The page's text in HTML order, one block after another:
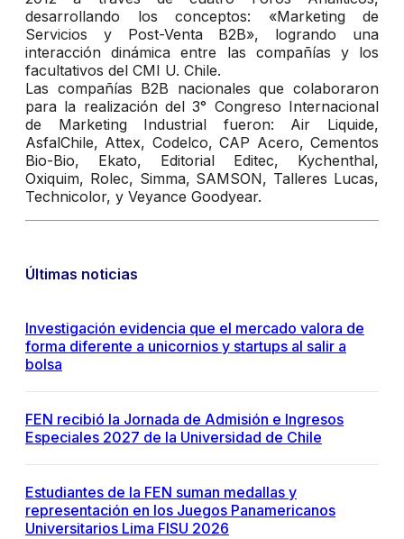
desarrollando los conceptos: «Marketing de
Servicios y Post-Venta B2B», logrando una
interacción dinámica entre las compañías y los
facultativos del CMI U. Chile.
Las compañías B2B nacionales que colaboraron
para la realización del 3° Congreso Internacional
de Marketing Industrial fueron: Air Liquide,
AsfalChile, Attex, Codelco, CAP Acero, Cementos
Bio-Bio, Ekato, Editorial Editec, Kychenthal,
Oxiquim, Rolec, Simma, SAMSON, Talleres Lucas,
Technicolor, y Veyance Goodyear.
Últimas noticias
Investigación evidencia que el mercado valora de
forma diferente a unicornios y startups al salir a
bolsa
FEN recibió la Jornada de Admisión e Ingresos
Especiales 2027 de la Universidad de Chile
Estudiantes de la FEN suman medallas y
representación en los Juegos Panamericanos
Universitarios Lima FISU 2026